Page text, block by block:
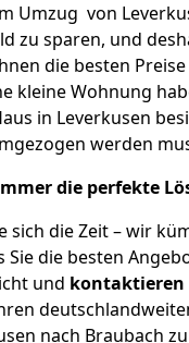
Umzug von
zu sparen, und
die besten
kleine Wohnung
in Leverkusen
werden
die perfekte
sich die Zeit – wir
Sie die besten
und kontaktieren
nach Braubach